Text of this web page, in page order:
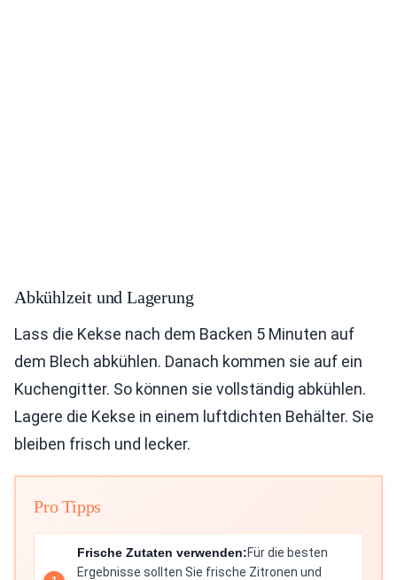
Abkühlzeit und Lagerung
Lass die Kekse nach dem Backen 5 Minuten auf
dem Blech abkühlen. Danach kommen sie auf ein
Kuchengitter. So können sie vollständig abkühlen.
Lagere die Kekse in einem luftdichten Behälter. Sie
bleiben frisch und lecker.
Pro Tipps
Frische Zutaten verwenden:Für die besten
Ergebnisse sollten Sie frische Zitronen und